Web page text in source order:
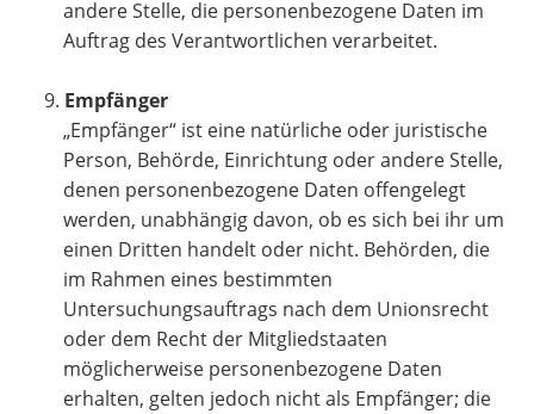
andere Stelle, die personenbezogene Daten im
Auftrag des Verantwortlichen verarbeitet.
Empfänger
„Empfänger“ ist eine natürliche oder juristische
Person, Behörde, Einrichtung oder andere Stelle,
denen personenbezogene Daten offengelegt
werden, unabhängig davon, ob es sich bei ihr um
einen Dritten handelt oder nicht. Behörden, die
im Rahmen eines bestimmten
Untersuchungsauftrags nach dem Unionsrecht
oder dem Recht der Mitgliedstaaten
möglicherweise personenbezogene Daten
erhalten, gelten jedoch nicht als Empfänger; die